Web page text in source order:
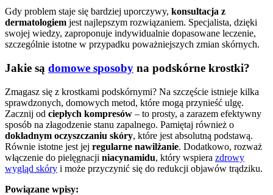
Gdy problem staje się bardziej uporczywy, konsultacja z
dermatologiem jest najlepszym rozwiązaniem. Specjalista, dzięki
swojej wiedzy, zaproponuje indywidualnie dopasowane leczenie,
szczególnie istotne w przypadku poważniejszych zmian skórnych.
Jakie są domowe sposoby na podskórne krostki?
Zmagasz się z krostkami podskórnymi? Na szczęście istnieje kilka
sprawdzonych, domowych metod, które mogą przynieść ulgę.
Zacznij od ciepłych kompresów – to prosty, a zarazem efektywny
sposób na złagodzenie stanu zapalnego. Pamiętaj również o
dokładnym oczyszczaniu skóry, które jest absolutną podstawą.
Równie istotne jest jej regularne nawilżanie. Dodatkowo, rozważ
włączenie do pielęgnacji niacynamidu, który wspiera zdrowy
wygląd skóry i może przyczynić się do redukcji objawów trądziku.
Powiązane wpisy: